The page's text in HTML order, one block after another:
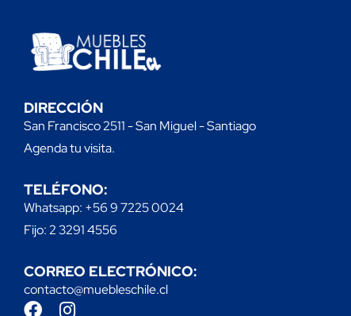
DIRECCIÓN
San Francisco 2511 - San Miguel - Santiago
Agenda tu visita.
TELÉFONO:
Whatsapp: +56 9 7225 0024
Fijo: 2 3291 4556
CORREO ELECTRÓNICO:
contacto@muebleschile.cl